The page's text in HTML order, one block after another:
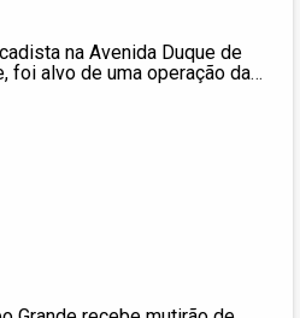
na Avenida Duque de
foi alvo de uma operação da